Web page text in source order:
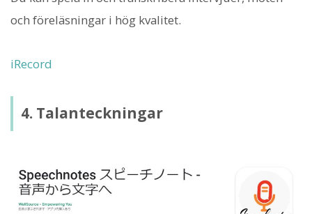
och föreläsningar i hög kvalitet.
iRecord
4. Talanteckningar